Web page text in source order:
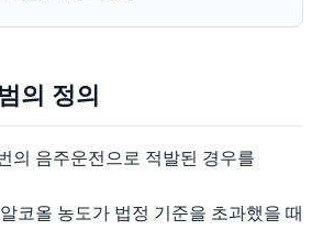
의 정의
의 음주운전으로 적발된 경우를
코올 농도가 법정 기준을 초과했을 때